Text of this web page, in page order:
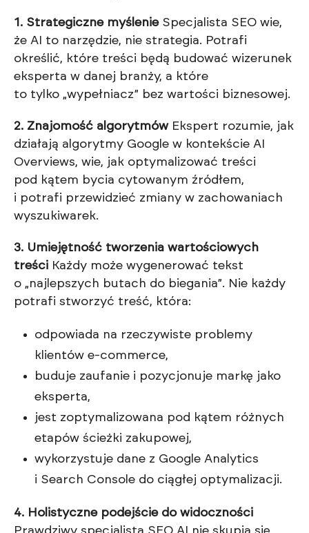
1. Strategiczne myślenieSpecjalista SEO wie,
że AI to narzędzie, nie strategia. Potrafi
określić, które treści będą budować wizerunek
eksperta w danej branży, a które
to tylko „wypełniacz” bez wartości biznesowej.
2. Znajomość algorytmówEkspert rozumie, jak
działają algorytmy Google w kontekście AI
Overviews, wie, jak optymalizować treści
pod kątem bycia cytowanym źródłem,
i potrafi przewidzieć zmiany w zachowaniach
wyszukiwarek.
3. Umiejętność tworzenia wartościowych
treści Każdy może wygenerować tekst
o „najlepszych butach do biegania”. Nie każdy
potrafi stworzyć treść, która:
odpowiada na rzeczywiste problemy
klientów e-commerce,
buduje zaufanie i pozycjonuje markę jako
eksperta,
jest zoptymalizowana pod kątem różnych
etapów ścieżki zakupowej,
wykorzystuje dane z Google Analytics
i Search Console do ciągłej optymalizacji.
4. Holistyczne podejście do widoczności